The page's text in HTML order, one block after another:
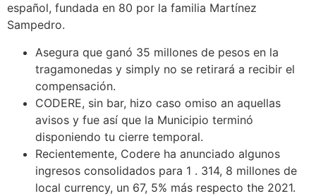
español, fundada en 80 por la familia Martínez
Sampedro.
Asegura que ganó 35 millones de pesos en la
tragamonedas y simply no se retirará a recibir el
compensación.
CODERE, sin bar, hizo caso omiso an aquellas
avisos y fue así que la Municipio terminó
disponiendo tu cierre temporal.
Recientemente, Codere ha anunciado algunos
ingresos consolidados para 1 . 314, 8 millones de
local currency, un 67, 5% más respecto the 2021.